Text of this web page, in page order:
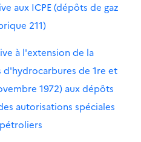
aux ICPE (dépôts de gaz
211)
à l'extension de la
de 1re et
1972) aux dépôts
autorisations spéciales